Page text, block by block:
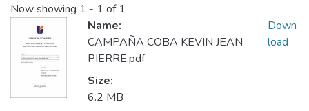
Now showing 1 - 1 of 1
Name:
CAMPAÑA COBA KEVIN JEAN
PIERRE.pdf
Size:
6.2 MB
Down
load